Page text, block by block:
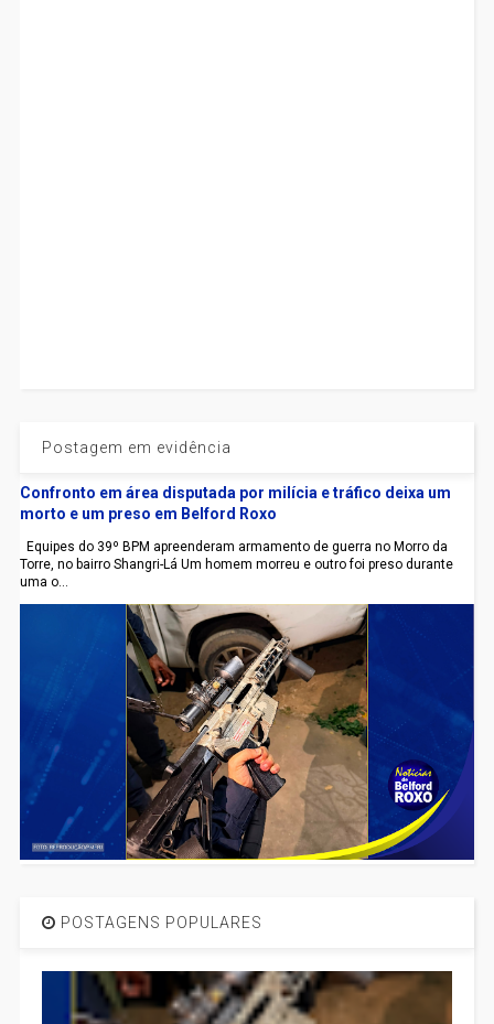
Postagem em evidência
Confronto em área disputada por milícia e tráfico deixa um
morto e um preso em Belford Roxo
Equipes do 39º BPM apreenderam armamento de guerra no Morro da
Torre, no bairro Shangri-Lá Um homem morreu e outro foi preso durante
uma o...
POSTAGENS POPULARES